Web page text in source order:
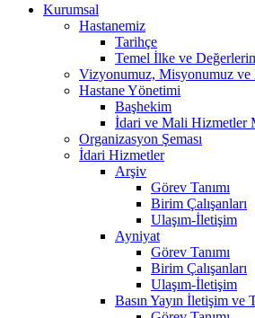
Kurumsal
Hastanemiz
Tarihçe
Temel İlke ve
Vizyonumuz, Misyonumuz ve
Hastane Yönetimi
Başhekim
İdari ve Mali Hizmetler
Organizasyon Şeması
İdari Hizmetler
Arşiv
Görev Tanımı
Birim Çalışanları
Ulaşım-İletişim
Ayniyat
Görev Tanımı
Birim Çalışanları
Ulaşım-İletişim
Basın Yayın İletişim ve